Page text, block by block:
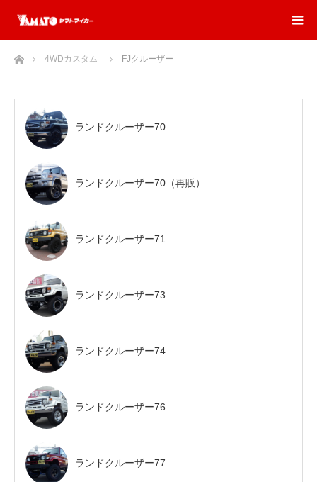
ホーム4WDカスタム FJクルーザー
ランドクルーザー70
ランドクルーザー70（再販）
ランドクルーザー71
ランドクルーザー73
ランドクルーザー74
ランドクルーザー76
ランドクルーザー77